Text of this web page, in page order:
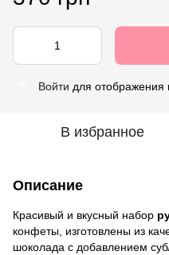
Войти для отображения
В избранное
Описание
Красивый и вкусный набор
конфеты, изготовлены из
шоколада с добавлением